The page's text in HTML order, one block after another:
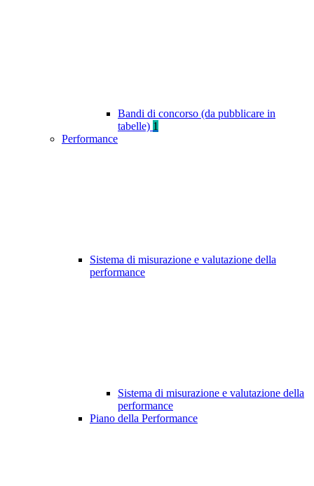
Bandi di concorso (da pubblicare in
tabelle) 1
Performance
Sistema di misurazione e valutazione della
performance
Sistema di misurazione e valutazione della
performance
Piano della Performance